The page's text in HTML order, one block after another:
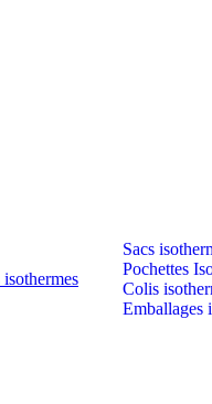
Sacs
Pochettes
Colis
Emballages